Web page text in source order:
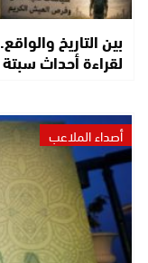
بين التاريخ
لقراءة أحداث
أصداء الملاعب